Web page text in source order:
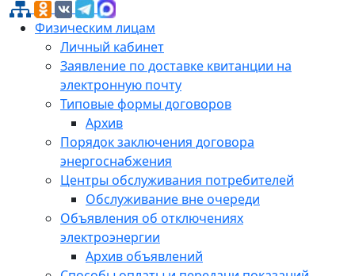
Физическим лицам
Личный кабинет
Заявление по доставке квитанции на
электронную почту
Типовые формы договоров
Архив
Порядок заключения договора
энергоснабжения
Центры обслуживания потребителей
Обслуживание вне очереди
Объявления об отключениях
электроэнергии
Архив объявлений